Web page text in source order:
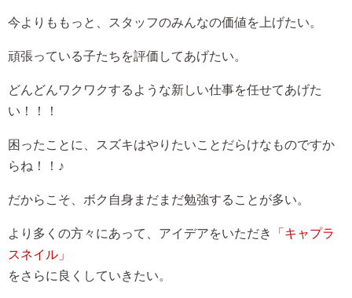
今よりももっと、スタッフのみんなの価値を上げたい。
頑張っている子たちを評価してあげたい。
どんどんワクワクするような新しい仕事を任せてあげた
い！！！
困ったことに、スズキはやりたいことだらけなものですか
らね！！♪
だからこそ、ボク自身まだまだ勉強することが多い。
より多くの方々にあって、アイデアをいただき
「キャプラ
スネイル」
をさらに良くしていきたい。